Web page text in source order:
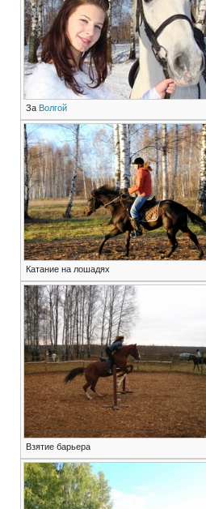
За Волгой
Катание на лошадях
Взятие барьера